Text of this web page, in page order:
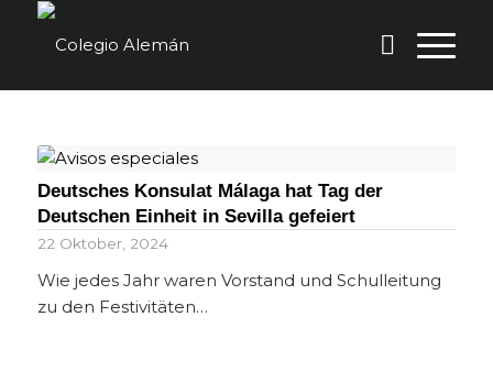
Deutsches Konsulat Málaga hat Tag der
Deutschen Einheit in Sevilla gefeiert
22 Oktober, 2024
Wie jedes Jahr waren Vorstand und Schulleitung
zu den Festivitäten…